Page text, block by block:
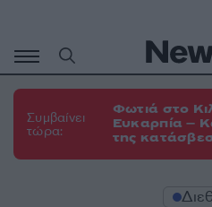
περιεχόμενο
Συμβαίνει
τώρα:
Φωτιά στο
Ευκαρπία –
της